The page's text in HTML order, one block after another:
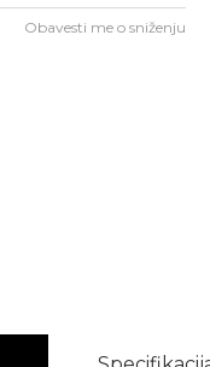
Obavesti me o sniženju